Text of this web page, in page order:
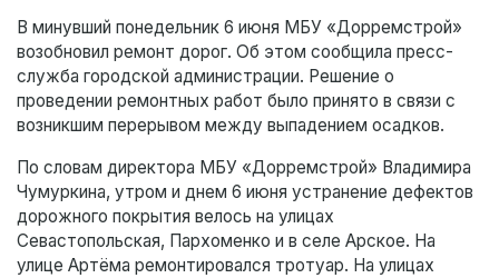
В минувший понедельник 6 июня МБУ «Дорремстрой»
возобновил ремонт дорог. Об этом сообщила пресс-
служба городской администрации. Решение о
проведении ремонтных работ было принято в связи с
возникшим перерывом между выпадением осадков.
По словам директора МБУ «Дорремстрой» Владимира
Чумуркина, утром и днем 6 июня устранение дефектов
дорожного покрытия велось на улицах
Севастопольская, Пархоменко и в селе Арское. На
улице Артёма ремонтировался тротуар. На улицах